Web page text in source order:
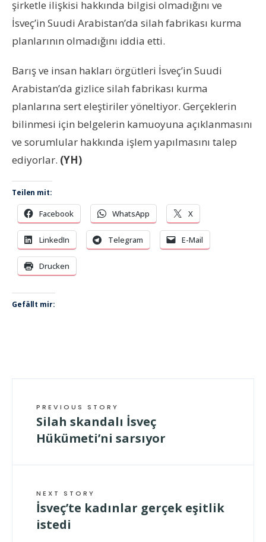
şirketle ilişkisi hakkında bilgisi olmadığını ve
İsveç’in Suudi Arabistan’da silah fabrikası kurma
planlarının olmadığını iddia etti.
Barış ve insan hakları örgütleri İsveç’in Suudi
Arabistan’da gizlice silah fabrikası kurma
planlarına sert eleştiriler yöneltiyor. Gerçeklerin
bilinmesi için belgelerin kamuoyuna açıklanmasını
ve sorumlular hakkında işlem yapılmasını talep
ediyorlar. (YH)
Teilen mit:
Facebook WhatsApp X
LinkedIn Telegram E-Mail
Drucken
Gefällt mir:
PREVIOUS STORY
Silah skandalı İsveç
Hükümeti’ni sarsıyor
NEXT STORY
İsveç’te kadınlar gerçek eşitlik
istedi